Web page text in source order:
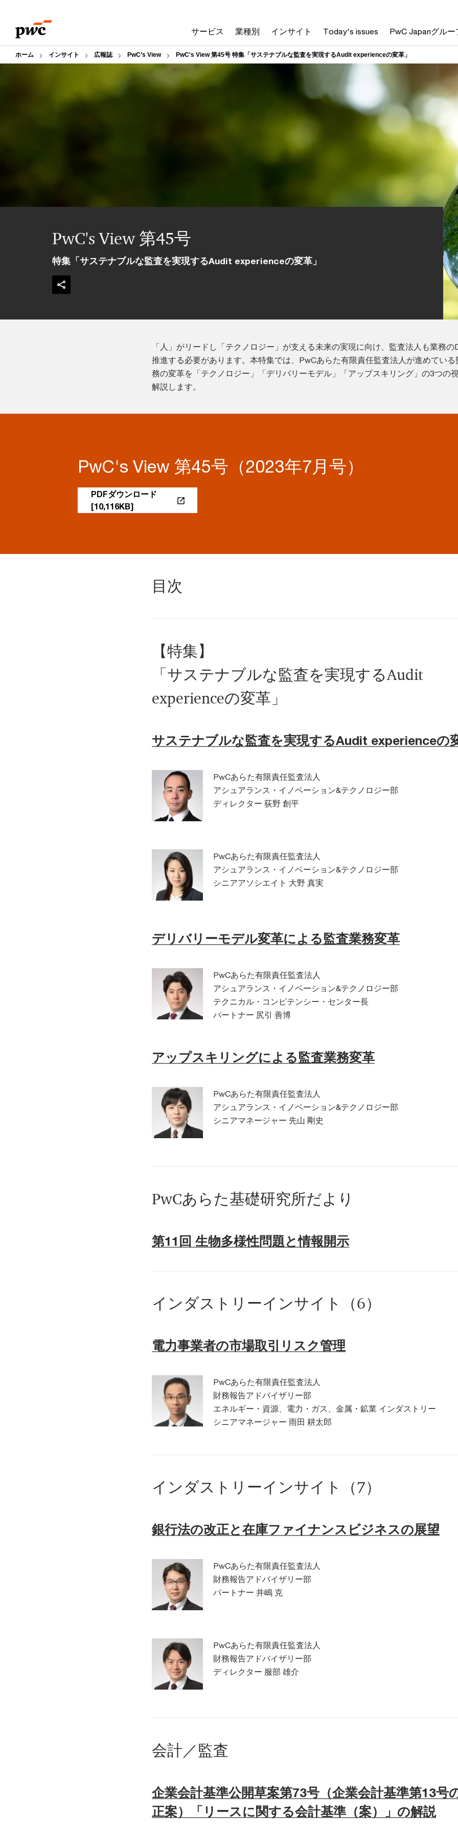
content
footer
サービス 業種別 インサイト Today's issues PwC Japanグルー
ホーム インサイト 広報誌 PwC’s View PwC's View 第45号 特集「サステナブルな監査を実現するAudit experienceの変革」
PwC's View 第45号
特集「サステナブルな監査を実現するAudit experienceの変革」
「人」がリードし「テクノロジー」が支える未来の実現に向け、監査法人も業務の
推進する必要があります。本特集では、PwCあらた有限責任監査法人が進めている
務の変革を「テクノロジー」「デリバリーモデル」「アップスキリング」の3つの
解説します。
PwC's View 第45号（2023年7月号）
PDFダウンロード
[10,116KB]
目次
【特集】
「サステナブルな監査を実現するAudit
experienceの変革」
サステナブルな監査を実現するAudit experienceの
PwCあらた有限責任監査法人
アシュアランス・イノベーション&テクノロジー部
ディレクター 荻野 創平
PwCあらた有限責任監査法人
アシュアランス・イノベーション&テクノロジー部
シニアアソシエイト 大野 真実
デリバリーモデル変革による監査業務変革
PwCあらた有限責任監査法人
アシュアランス・イノベーション&テクノロジー部
テクニカル・コンピテンシー・センター長
パートナー 尻引 善博
アップスキリングによる監査業務変革
PwCあらた有限責任監査法人
アシュアランス・イノベーション&テクノロジー部
シニアマネージャー 先山 剛史
PwCあらた基礎研究所だより
第11回 生物多様性問題と情報開示
インダストリーインサイト（6）
電力事業者の市場取引リスク管理
PwCあらた有限責任監査法人
財務報告アドバイザリー部
エネルギー・資源、電力・ガス、金属・鉱業 インダストリー
シニアマネージャー 雨田 耕太郎
インダストリーインサイト（7）
銀行法の改正と在庫ファイナンスビジネスの展望
PwCあらた有限責任監査法人
財務報告アドバイザリー部
パートナー 井嶋 克
PwCあらた有限責任監査法人
財務報告アドバイザリー部
ディレクター 服部 雄介
会計／監査
企業会計基準公開草案第73号（企業会計基準第13号
正案）「リースに関する会計基準（案）」の解説